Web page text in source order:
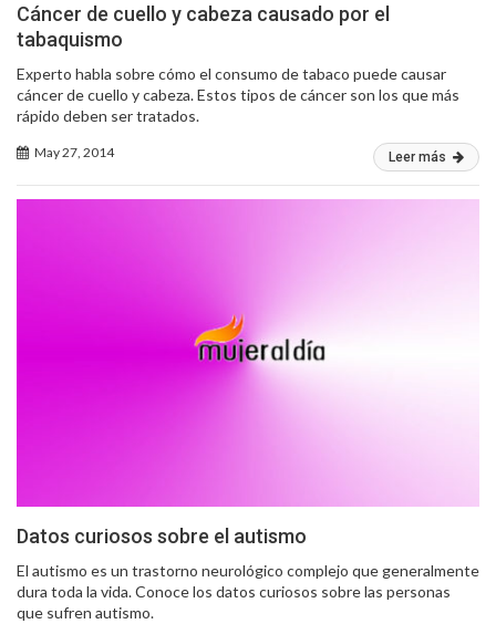
Cáncer de cuello y cabeza causado por el
tabaquismo
Experto habla sobre cómo el consumo de tabaco puede causar
cáncer de cuello y cabeza. Estos tipos de cáncer son los que más
rápido deben ser tratados.
May 27, 2014 Leer más
Datos curiosos sobre el autismo
El autismo es un trastorno neurológico complejo que generalmente
dura toda la vida. Conoce los datos curiosos sobre las personas
que sufren autismo.